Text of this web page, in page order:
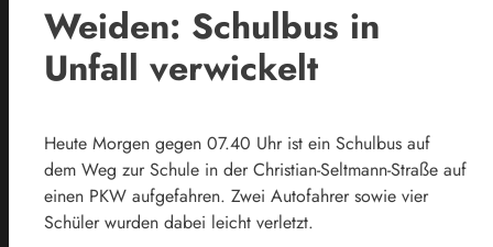
Weiden: Schulbus in
Unfall verwickelt
Heute Morgen gegen 07.40 Uhr ist ein Schulbus auf
dem Weg zur Schule in der Christian-Seltmann-Straße auf
einen PKW aufgefahren. Zwei Autofahrer sowie vier
Schüler wurden dabei leicht verletzt.